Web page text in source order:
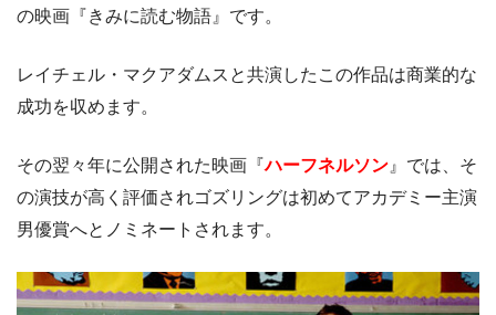
の映画『きみに読む物語』です。
レイチェル・マクアダムスと共演したこの作品は商業的な
成功を収めます。
その翌々年に公開された映画『ハーフネルソン 』では、そ
の演技が高く評価されゴズリングは初めてアカデミー主演
男優賞へとノミネートされます。